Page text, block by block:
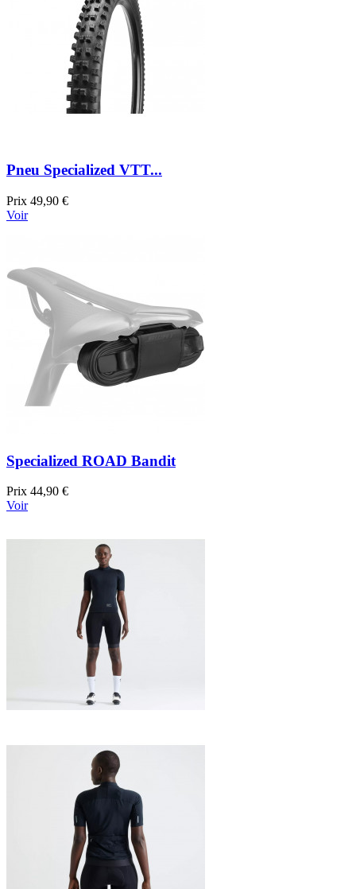
Pneu Specialized VTT...
Prix 49,90 €
Voir
Specialized ROAD Bandit
Prix 44,90 €
Voir